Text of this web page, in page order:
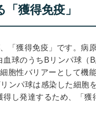
獲得免疫」
「獲得免疫」です。病
血球のうちBリンパ球（
胞性バリアーとして機
ンパ球は感染した細胞
得し発達するため、「獲